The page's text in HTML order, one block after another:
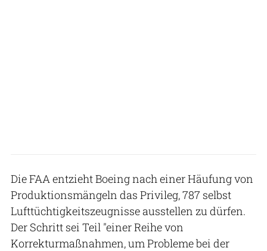
Die FAA entzieht Boeing nach einer Häufung von
Produktionsmängeln das Privileg, 787 selbst
Lufttüchtigkeitszeugnisse ausstellen zu dürfen.
Der Schritt sei Teil "einer Reihe von
Korrekturmaßnahmen, um Probleme bei der